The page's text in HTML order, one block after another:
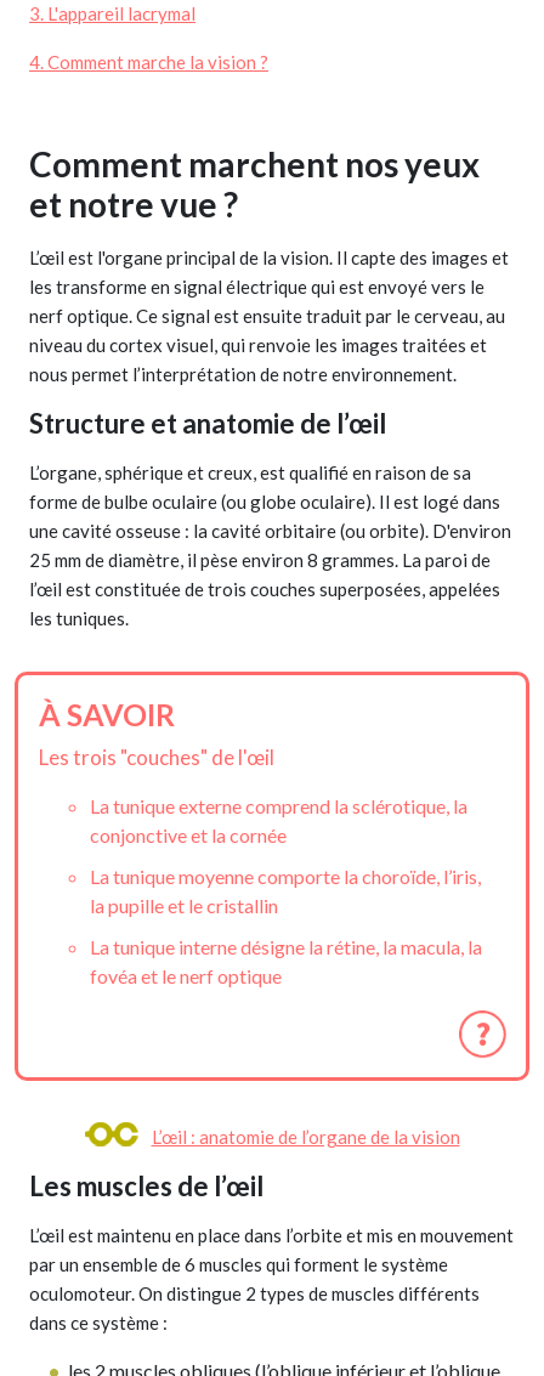
3. L'appareil lacrymal
4. Comment marche la vision ?
Comment marchent nos yeux
et notre vue ?
L’œil est l'organe principal de la vision. Il capte des images et
les transforme en signal électrique qui est envoyé vers le
nerf optique. Ce signal est ensuite traduit par le cerveau, au
niveau du cortex visuel, qui renvoie les images traitées et
nous permet l’interprétation de notre environnement.
Structure et anatomie de l’œil
L’organe, sphérique et creux, est qualifié en raison de sa
forme de bulbe oculaire (ou globe oculaire). Il est logé dans
une cavité osseuse : la cavité orbitaire (ou orbite). D'environ
25 mm de diamètre, il pèse environ 8 grammes. La paroi de
l’œil est constituée de trois couches superposées, appelées
les tuniques.
À SAVOIR
Les trois "couches" de l'œil
La tunique externe comprend la sclérotique, la
conjonctive et la cornée
La tunique moyenne comporte la choroïde, l’iris,
la pupille et le cristallin
La tunique interne désigne la rétine, la macula, la
fovéa et le nerf optique
L’œil : anatomie de l’organe de la vision
Les muscles de l’œil
L’œil est maintenu en place dans l’orbite et mis en mouvement
par un ensemble de 6 muscles qui forment le système
oculomoteur. On distingue 2 types de muscles différents
dans ce système :
les 2 muscles obliques (l’oblique inférieur et l’oblique